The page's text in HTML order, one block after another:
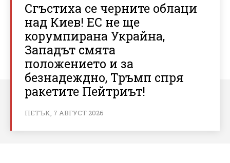
Сгъстиха се черните облаци
над Киев! ЕС не ще
корумпирана Украйна,
Западът смята
положението и за
безнадеждно, Тръмп спря
ракетите Пейтриът!
ПЕТЪК, 7 АВГУСТ 2026